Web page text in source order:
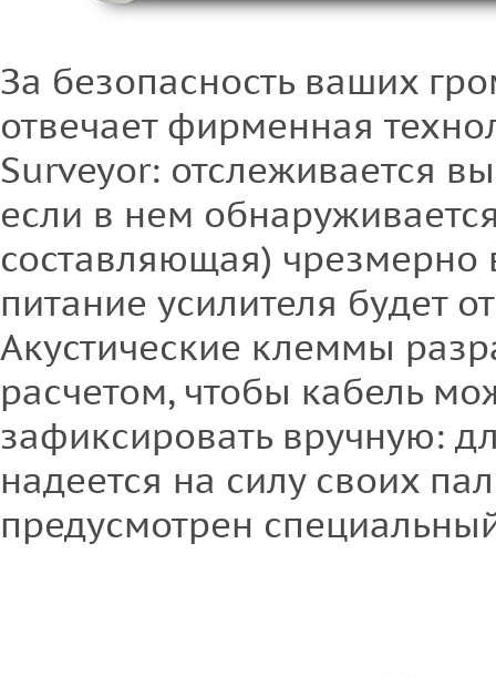
За безопасность ваших
отвечает фирменная
Surveyor: отслеживается
если в нем
составляющая) чрезмерно
питание усилителя будет
Акустические клеммы
расчетом, чтобы кабель
зафиксировать вручную:
надеется на силу своих
предусмотрен